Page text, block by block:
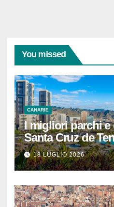
You missed
CANARIE
I migliori parchi
Santa Cruz de
rilassarsi
18 LUGLIO 2026